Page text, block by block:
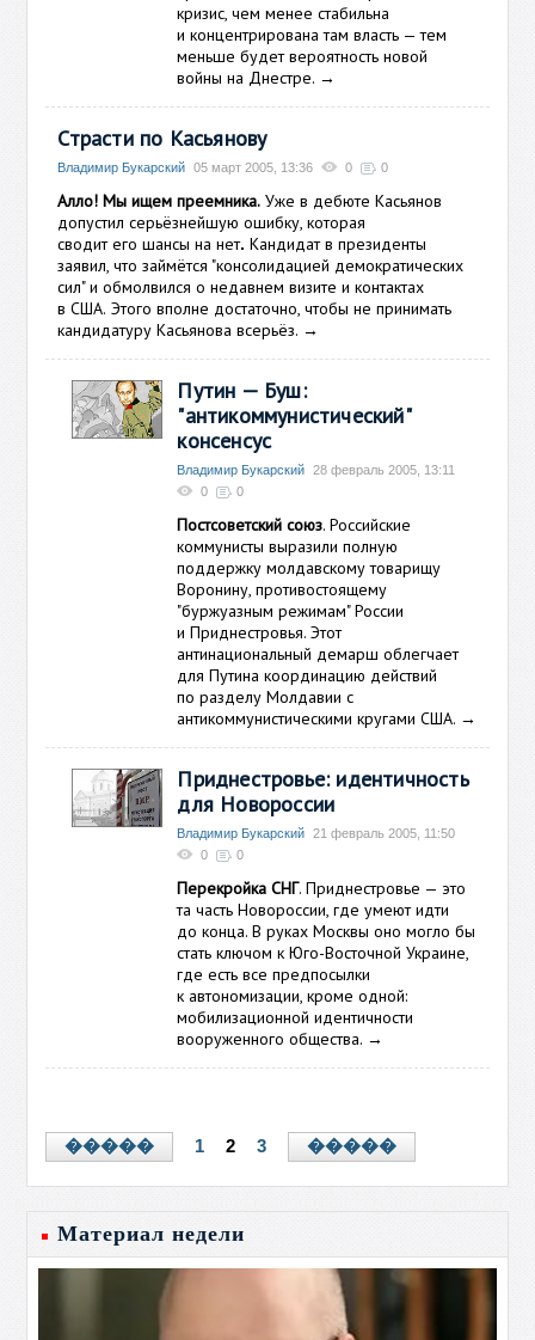
кризис, чем менее стабильна
и концентрирована там власть — тем
меньше будет вероятность новой
войны на Днестре. →
Страсти по Касьянову
Владимир Букарский 05 март 2005, 13:36 0 0
Алло! Мы ищем преемника. Уже в дебюте Касьянов
допустил серьёзнейшую ошибку, которая
сводит его шансы на нет. Кандидат в президенты
заявил, что займётся "консолидацией демократических
сил" и обмолвился о недавнем визите и контактах
в США. Этого вполне достаточно, чтобы не принимать
кандидатуру Касьянова всерьёз. →
Путин — Буш:
"антикоммунистический"
консенсус
Владимир Букарский
28 февраль 2005, 13:11
0
0
Постсоветский союз. Российские
коммунисты выразили полную
поддержку молдавскому товарищу
Воронину, противостоящему
"буржуазным режимам" России
и Приднестровья. Этот
антинациональный демарш облегчает
для Путина координацию действий
по разделу Молдавии с
антикоммунистическими кругами США. →
Приднестровье: идентичность
для Новороссии
Владимир Букарский
21 февраль 2005, 11:50
0
0
Перекройка СНГ. Приднестровье — это
та часть Новороссии, где умеют идти
до конца. В руках Москвы оно могло бы
стать ключом к Юго-Восточной Украине,
где есть все предпосылки
к автономизации, кроме одной:
мобилизационной идентичности
вооруженного общества. →
����� 1 2 3 �����
Материал недели